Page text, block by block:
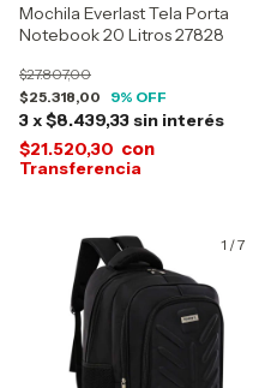
Mochila Everlast Tela Porta
Notebook 20 Litros 27828
$25.318,00
$27.807,00
9% OFF
3x$8.439,33 sin interés
$21.520,30 con
1 /7